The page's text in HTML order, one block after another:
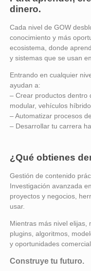
dinero.
Cada nivel de GOW
conocimiento y más
ecosistema, donde
y sistemas que se usan
Entrando en cualquier
ayudan a:
– Crear productos dentro
modular, vehículos
– Automatizar procesos
– Desarrollar tu carrera
¿Qué obtienes
Gestión de contenido
Investigación avanzada
proyectos y negocios,
usar.
Mientras más nivel elijas,
plugins, algoritmos,
y oportunidades
Construye tu futuro.